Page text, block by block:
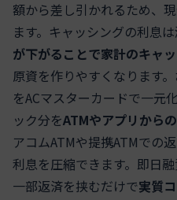
額から差し引かれるため、
ます。キャッシングの利息は
が下がることで家計のキャ
原資を作りやすくなります
をACマスターカードで一元
ック分をATMやアプリから
アコムATMや提携ATMでの
利息を圧縮できます。即日
一部返済を挟むだけで実質